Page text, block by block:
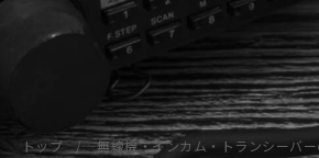
トップ
無線機・インカム・トランシーバ